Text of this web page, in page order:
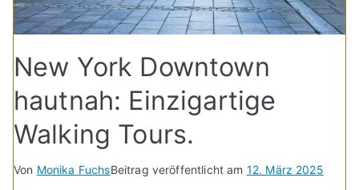
New York Downtown
hautnah: Einzigartige
Walking Tours.
Von Monika FuchsBeitrag veröffentlicht am 12. März 2025